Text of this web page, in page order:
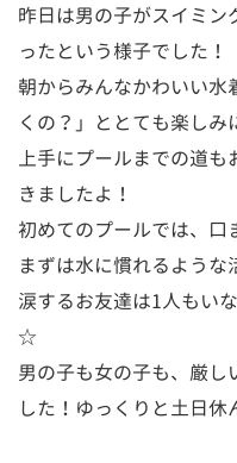
昨日は男の子がスイミ
ったという様子でした！
朝からみんなかわいい水
くの？」ととても楽し
上手にプールまでの道も
きましたよ！
初めてのプールでは、口
まずは水に慣れるような
涙するお友達は1人もい
☆
男の子も女の子も、厳し
した！ゆっくりと土日